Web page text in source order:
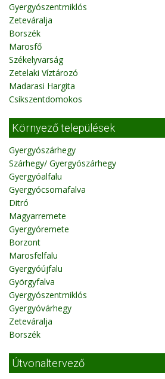
Gyergyószentmiklós
Zeteváralja
Borszék
Marosfő
Székelyvarság
Zetelaki Víztározó
Madarasi Hargita
Csíkszentdomokos
Környező települések
Gyergyószárhegy
Szárhegy/ Gyergyószárhegy
Gyergyóalfalu
Gyergyócsomafalva
Ditró
Magyarremete
Gyergyóremete
Borzont
Marosfelfalu
Gyergyóújfalu
Györgyfalva
Gyergyószentmiklós
Gyergyóvárhegy
Zeteváralja
Borszék
Útvonaltervező